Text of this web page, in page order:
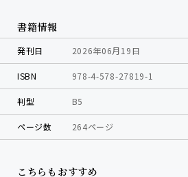
書籍情報
発刊日 2026年06月19日
ISBN 978-4-578-27819-1
判型 B5
ページ数 264ページ
こちらもおすすめ